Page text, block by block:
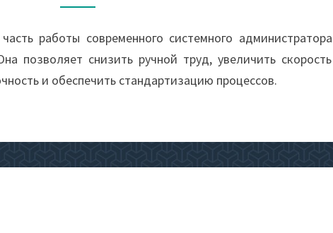
POWERSHELL
работы современного системного администратора
позволяет снизить ручной труд, увеличить скорость
и обеспечить стандартизацию процессов.